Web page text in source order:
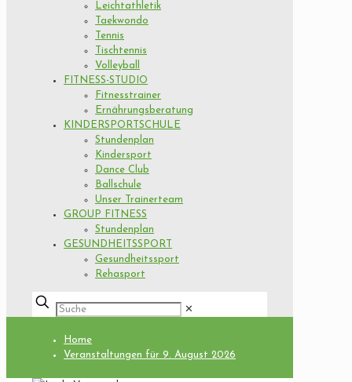
Leichtathletik
Taekwondo
Tennis
Tischtennis
Volleyball
FITNESS-STUDIO
Fitnesstrainer
Ernährungsberatung
KINDERSPORTSCHULE
Stundenplan
Kindersport
Dance Club
Ballschule
Unser Trainerteam
GROUP FITNESS
Stundenplan
GESUNDHEITSSPORT
Gesundheitssport
Rehasport
✕
Home
Veranstaltungen für 9. August 2026